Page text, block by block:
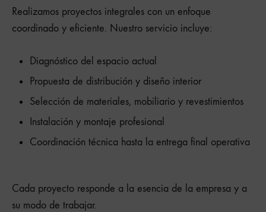
Realizamos proyectos integrales con un enfoque
coordinado y eficiente. Nuestro servicio incluye:
Diagnóstico del espacio actual
Propuesta de distribución y diseño interior
Selección de materiales, mobiliario y revestimientos
Instalación y montaje profesional
Coordinación técnica hasta la entrega final operativa
Cada proyecto responde a la esencia de la empresa y a
su modo de trabajar.